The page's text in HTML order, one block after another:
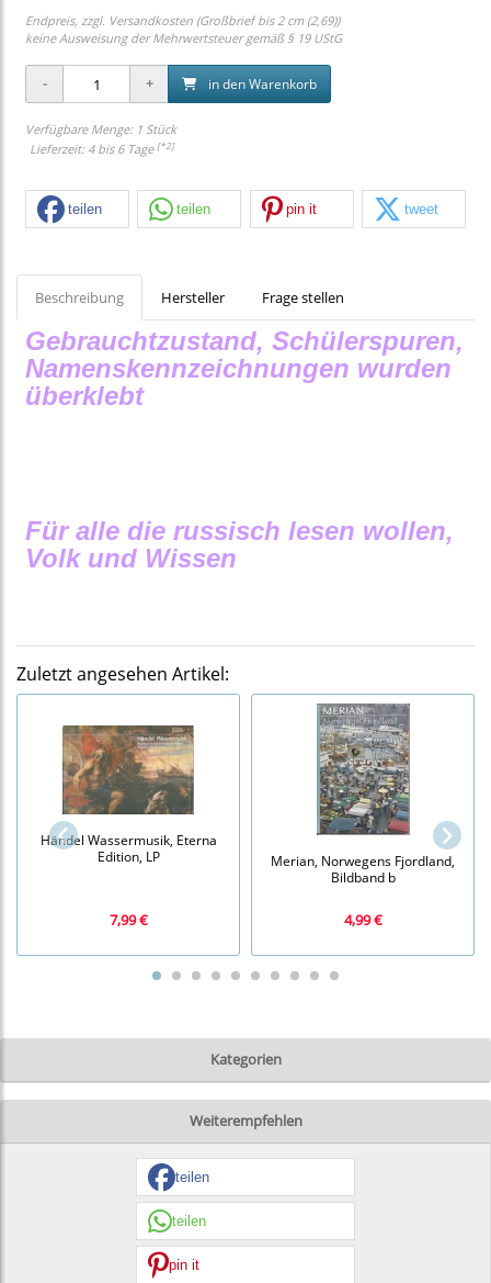
Kategorien
Endpreis, zzgl. Versandkosten (Großbrief bis 2 cm (2,69))
keine Ausweisung der Mehrwertsteuer gemäß § 19 UStG
in den Warenkorb
Verfügbare Menge: 1 Stück
Lieferzeit: 4 bis 6 Tage [*2]
teilen teilen pin it tweet
Beschreibung Hersteller Frage stellen
Gebrauchtzustand, Schülerspuren,
Namenskennzeichnungen wurden
überklebt
Für alle die russisch lesen wollen,
Volk und Wissen
Zuletzt angesehen Artikel:
Händel Wassermusik, Eterna
Edition, LP
7,99 €
Merian, Norwegens Fjordland,
Bildband b
4,99 €
Weiterempfehlen
teilen
teilen
pin it